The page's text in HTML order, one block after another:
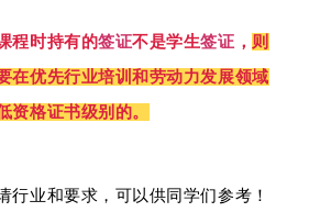
程时持有的签证不是学生签证 ， 则
在优先行业培训和劳动力发展领域
资格证书级别的。
行业和要求，可以供同学们参考！